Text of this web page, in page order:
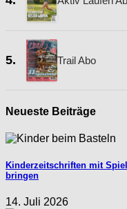
5. Trail Abo
Neueste Beiträge
Kinderzeitschriften mit
bringen
14. Juli 2026